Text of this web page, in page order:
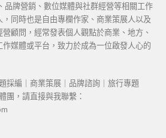
品牌營銷、數位媒體與社群經營等相關工作
同時也是自由專欄作家、商業策展人以及
顧問，經常發表個人觀點於商業、地方、
媒體或平台，致力於成為一位啟發人心的
採編｜商業策展｜品牌諮詢｜旅行專題
團，請直接與我聯繫：